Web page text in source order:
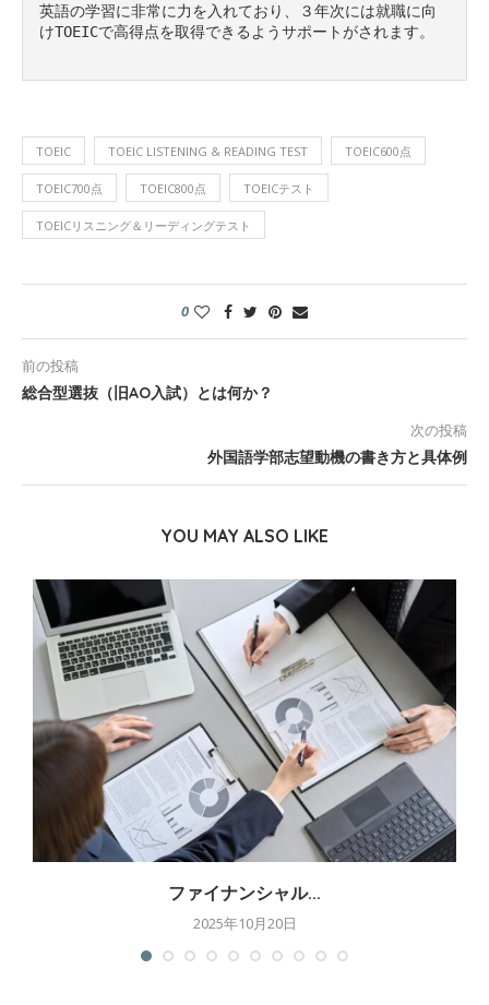
英語の学習に非常に力を入れており、３年次には就職に向
けTOEICで高得点を取得できるようサポートがされます。
TOEIC TOEIC LISTENING & READING TEST TOEIC600点
TOEIC700点 TOEIC800点 TOEICテスト
TOEICリスニング＆リーディングテスト
0
前の投稿
総合型選抜（旧AO入試）とは何か？
次の投稿
外国語学部志望動機の書き方と具体例
YOU MAY ALSO LIKE
ファイナンシャル...
2025年10月20日